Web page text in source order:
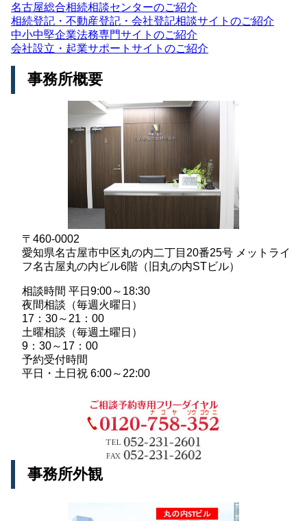
名古屋総合相続相談センターのご紹介
相続登記・不動産登記・会社登記相談サイトのご紹介
中小中堅企業法務専門サイトのご紹介
会社設立・起業サポートサイトのご紹介
事務所概要
〒460-0002
愛知県名古屋市中区丸の内二丁目20番25号 メットライ
フ名古屋丸の内ビル6階（旧丸の内STビル）
相談時間 平日9:00～18:30
夜間相談（毎週火曜日）
17：30～21：00
土曜相談（毎週土曜日）
9：30～17：00
予約受付時間
平日・土日祝 6:00～22:00
事務所外観